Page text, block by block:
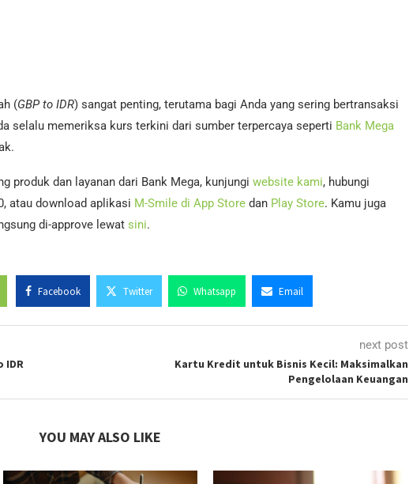
(GBP to IDR) sangat penting, terutama bagi Anda yang sering bertransaksi
selalu memeriksa kurs terkini dari sumber terpercaya seperti Bank Mega
produk dan layanan dari Bank Mega, kunjungi website kami, hubungi
atau download aplikasi M-Smile di App Store dan Play Store. Kamu juga
di-approve lewat sini.
Facebook Twitter Whatsapp Email
IDR
next post
Kartu Kredit untuk Bisnis Kecil: Maksimalkan
Pengelolaan Keuangan
YOU MAY ALSO LIKE